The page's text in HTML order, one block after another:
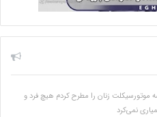
موتورسیکلت زنان را مطرح کردم هیچ فرد و
نمی‌کرد